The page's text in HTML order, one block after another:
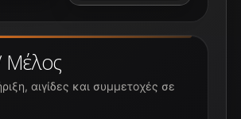
Μέλος
αιγίδες και συμμετοχές σε